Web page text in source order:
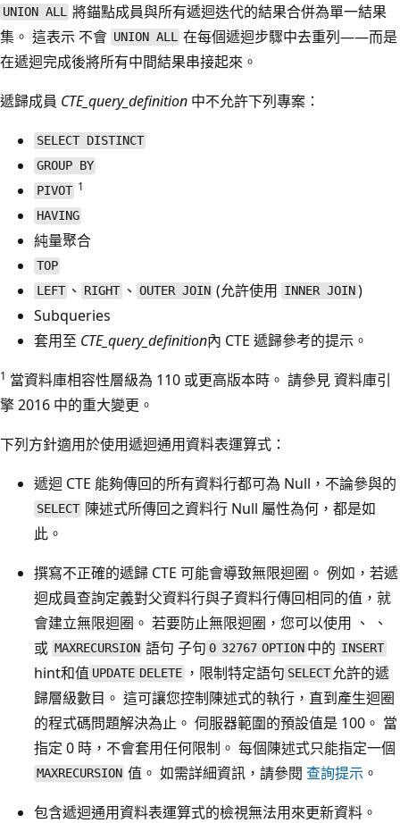
UNION ALL 將錨點成員與所有遞迴迭代的結果合併為單一結果
集。 這表示 不會 UNION ALL 在每個遞迴步驟中去重列——而是
在遞迴完成後將所有中間結果串接起來。
遞歸成員 CTE_query_definition 中不允許下列專案：
SELECT DISTINCT
GROUP BY
PIVOT 1
HAVING
純量聚合
TOP
LEFT 、 RIGHT、 OUTER JOIN (允許使用 INNER JOIN)
Subqueries
套用至 CTE_query_definition內 CTE 遞歸參考的提示。
1 當資料庫相容性層級為 110 或更高版本時。 請參見資料庫引
擎 2016 中的重大變更。
下列方針適用於使用遞迴通用資料表運算式：
遞迴 CTE 能夠傳回的所有資料行都可為 Null，不論參與的
SELECT 陳述式所傳回之資料行 Null 屬性為何，都是如
此。
撰寫不正確的遞歸 CTE 可能會導致無限迴圈。 例如，若遞
迴成員查詢定義對父資料行與子資料行傳回相同的值，就
會建立無限迴圈。 若要防止無限迴圈，您可以使用 、 、
或 MAXRECURSION 語句 子句 0 32767 OPTION 中的 INSERT
hint和值 UPDATE DELETE ，限制特定語句 SELECT 允許的遞
歸層級數目。 這可讓您控制陳述式的執行，直到產生迴圈
的程式碼問題解決為止。 伺服器範圍的預設值是 100。 當
指定 0 時，不會套用任何限制。 每個陳述式只能指定一個
MAXRECURSION 值。 如需詳細資訊，請參閱 查詢提示 。
包含遞迴通用資料表運算式的檢視無法用來更新資料。